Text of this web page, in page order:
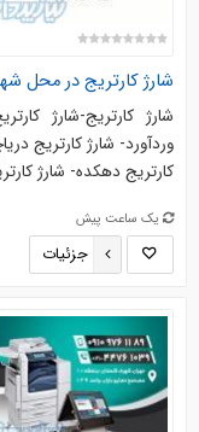
شارژ کارتریج در محل
شارژ کارتریج-شارژ
وردآورد- شارژ کارتریج
کارتریج دهکده- شارژ
یک ساعت پیش
جزئیات